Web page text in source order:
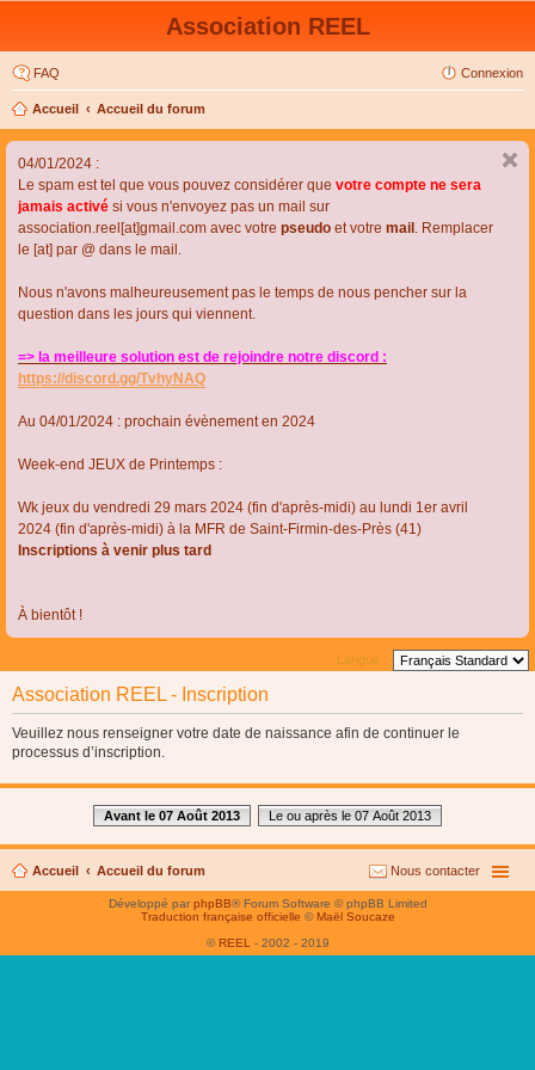
Association REEL
FAQ Connexion
Accueil Accueil du forum
04/01/2024 :
Le spam est tel que vous pouvez considérer que votre compte ne sera
jamais activé si vous n'envoyez pas un mail sur
association.reel[at]gmail.com avec votre pseudo et votre mail . Remplacer
le [at] par @ dans le mail.
Nous n'avons malheureusement pas le temps de nous pencher sur la
question dans les jours qui viennent.
=> la meilleure solution est de rejoindre notre discord :
https://discord.gg/TvhyNAQ
Au 04/01/2024 : prochain évènement en 2024
Week-end JEUX de Printemps :
Wk jeux du vendredi 29 mars 2024 (fin d'après-midi) au lundi 1er avril
2024 (fin d'après-midi) à la MFR de Saint-Firmin-des-Près (41)
Inscriptions à venir plus tard
À bientôt !
Langue :
Association REEL - Inscription
Veuillez nous renseigner votre date de naissance afin de continuer le
processus d’inscription.
Avant le 07 Août 2013 Le ou après le 07 Août 2013
Accueil Accueil du forum Nous contacter
Développé parphpBB® Forum Software © phpBB Limited
Traduction française officielle © Maël Soucaze
© REEL - 2002 - 2019